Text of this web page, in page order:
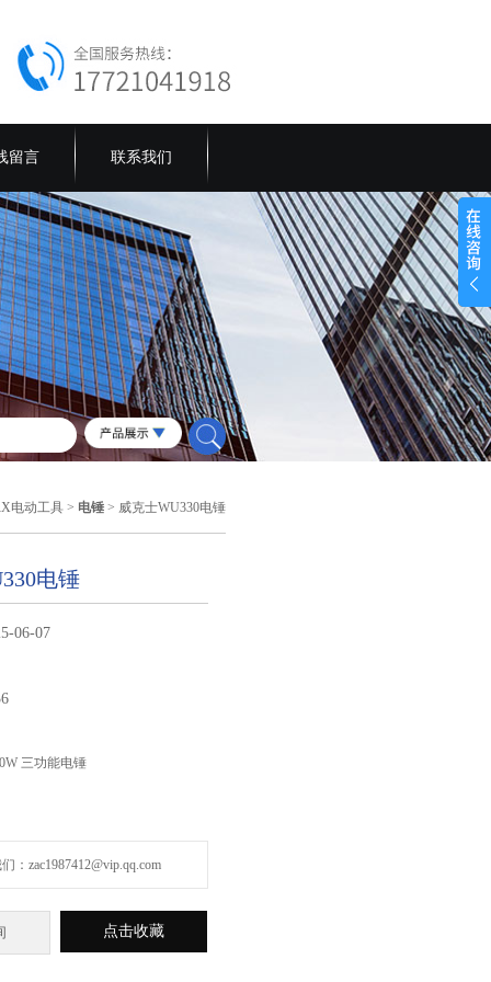
留言 联系我们
电动工具 > 电锤 > 威克士WU330电锤
电锤
06-07
三功能电锤
：zac1987412@vip.qq.com
点击收藏